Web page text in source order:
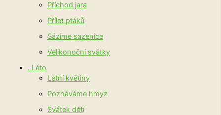
Příchod jara
Přílet ptáků
Sázíme sazenice
Velikonoční svátky
. Léto
Letní květiny
Poznáváme hmyz
Svátek dětí